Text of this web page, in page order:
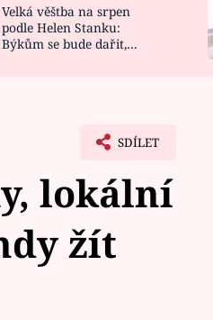
DESIGN
Velká věštba na srpen
podle Helen Stanku:
Býkům se bude dařit,
SDÍLET
lokální
žít